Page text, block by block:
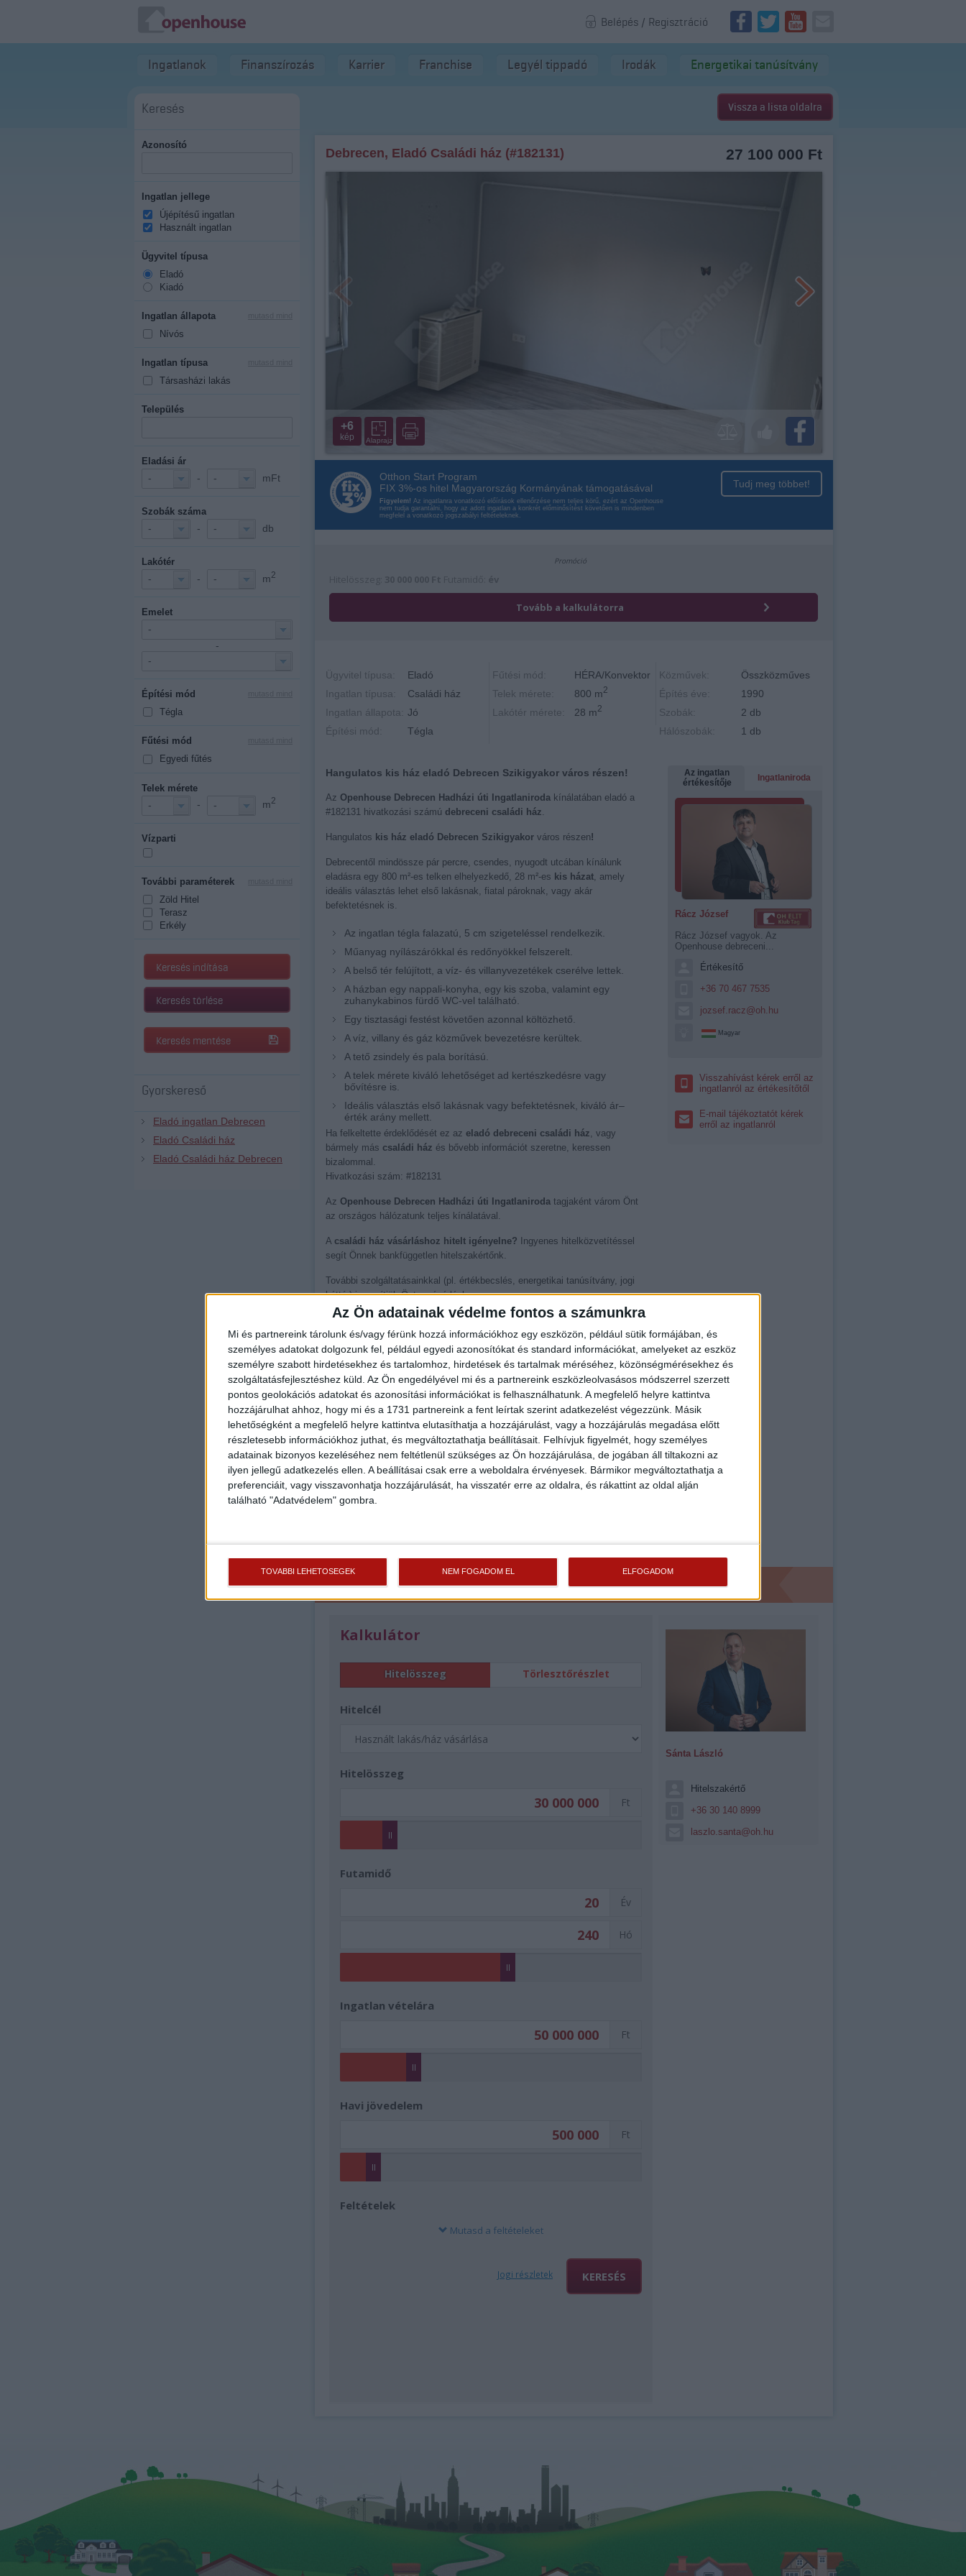
Az Ön adatainak védelme fontos a számunkra
Mi és partnereink tárolunk és/vagy férünk hozzá információkhoz egy eszközön, például sütik formájában, és
személyes adatokat dolgozunk fel, például egyedi azonosítókat és standard információkat, amelyeket az eszköz
személyre szabott hirdetésekhez és tartalomhoz, hirdetések és tartalmak méréséhez, közönségmérésekhez és
szolgáltatásfejlesztéshez küld. Az Ön engedélyével mi és a partnereink eszközleolvasásos módszerrel szerzett
pontos geolokációs adatokat és azonosítási információkat is felhasználhatunk. A megfelelő helyre kattintva
hozzájárulhat ahhoz, hogy mi és a 1731 partnereink a fent leírtak szerint adatkezelést végezzünk. Másik
lehetőségként a megfelelő helyre kattintva elutasíthatja a hozzájárulást, vagy a hozzájárulás megadása előtt
részletesebb információkhoz juthat, és megváltoztathatja beállításait. Felhívjuk figyelmét, hogy személyes
adatainak bizonyos kezeléséhez nem feltétlenül szükséges az Ön hozzájárulása, de jogában áll tiltakozni az
ilyen jellegű adatkezelés ellen. A beállításai csak erre a weboldalra érvényesek. Bármikor megváltoztathatja a
preferenciáit, vagy visszavonhatja hozzájárulását, ha visszatér erre az oldalra, és rákattint az oldal alján
található "Adatvédelem" gombra.
TOVÁBBI LEHETŐSÉGEK NEM FOGADOM EL ELFOGADOM
Belépés / Regisztráció
Ingatlanok Finanszírozás Karrier Franchise Legyél tippadó Irodák Energetikai tanúsítvány
Keresés
Azonosító
Ingatlan jellege
Újépítésű ingatlan
Használt ingatlan
Ügyvitel típusa
Eladó
Kiadó
Ingatlan állapota
Nívós
Ingatlan típusa
Társasházi lakás
Település
Eladási ár
- - - mFt
Szobák száma
- - - db
Lakótér
- - - m2
Emelet
-
-
-
Építési mód
Tégla
Fűtési mód
Egyedi fűtés
Telek mérete
- - - m2
Vízparti
További paraméterek
Zöld Hitel
Terasz
Erkély
Keresés indítása
Keresés törlése
Keresés mentése
Gyorskereső
Eladó ingatlan Debrecen
Eladó Családi ház
Eladó Családi ház Debrecen
Vissza a lista oldalra
27 100 000 Ft
Debrecen, Eladó Családi ház (#182131)
+6
kép Alaprajz
Otthon Start Program
FIX 3%-os hitel Magyarország Kormányának támogatásával
Tudj meg többet!
Figyelem! Az ingatlanra vonatkozó előírások ellenőrzése nem teljes körű, ezért az Openhouse
nem tudja garantálni, hogy az adott ingatlan a konkrét előminősítést követően is mindenben
megfelel a vonatkozó jogszabályi feltételeknek.
Ügyvitel típusa:
Eladó
Ingatlan típusa:
Családi ház
Ingatlan állapota:
Jó
Építési mód:
Tégla
Fűtési mód:
HÉRA/Konvektor
Telek mérete:
800 m2
Lakótér mérete: 28 m2
Közművek:
Összközműves
Építés éve:
1990
Szobák:
2 db
Hálószobák:
1 db
Hangulatos kis ház eladó Debrecen Szikigyakor város részen!
Az Openhouse Debrecen Hadházi úti Ingatlaniroda kínálatában eladó a
#182131 hivatkozási számú debreceni családi ház
Hangulatos kis ház eladó Debrecen Szikigyakor város részen!
Debrecentől mindössze pár percre, csendes, nyugodt utcában kínálunk
eladásra egy 800 m²-es telken elhelyezkedő, 28 m²-es kis házat , amely
ideális választás lehet első lakásnak, fiatal pároknak, vagy akár
befektetésnek is.
Az ingatlan tégla falazatú, 5 cm szigeteléssel rendelkezik.
Műanyag nyílászárókkal és redőnyökkel felszerelt.
A belső tér felújított, a víz- és villanyvezetékek cserélve lettek.
A házban egy nappali-konyha, egy kis szoba, valamint egy
zuhanykabinos fürdő WC-vel található.
Egy tisztasági festést követően azonnal költözhető.
A víz, villany és gáz közművek bevezetésre kerültek.
A tető zsindely és pala borítású.
A telek mérete kiváló lehetőséget ad kertészkedésre vagy
bővítésre is.
Ideális választás első lakásnak vagy befektetésnek, kiváló ár–
érték arány mellett.
Ha felkeltette érdeklődését ez az eladó debreceni családi ház , vagy
bármely más családi ház és bővebb információt szeretne, keressen
bizalommal.
Hivatkozási szám: #182131
Az Openhouse Debrecen Hadházi úti Ingatlaniroda tagjaként várom Önt
az országos hálózatunk teljes kínálatával.
A családi ház vásárláshoz hitelt igényelne? Ingyenes hitelközvetítéssel
segít Önnek bankfüggetlen hitelszakértőnk.
További szolgáltatásainkkal (pl. értékbecslés, energetikai tanúsítvány, jogi
háttér) is segítjük Önt a vásárlásban.
Az otthon érték. Az ingatlan üzlet.
Helyiségek
Helyiség Alapterület Padlóburkolat
Szoba 8.00 m2 Laminált padló
Fürdő 2.00 m 2 Járólap
WC 2.00 m 2 Járólap
Előtér
Étkező 8.00 m Laminált padló
Az ingatlan
értékesítője
Ingatlaniroda
Rácz József
Rácz József vagyok. Az
Openhouse debreceni...
Értékesítő
+36 70 467 7535
jozsef.racz@oh.hu
Magyar
Visszahívást kérek erről az
ingatlanról az értékesítőtől
E-mail tájékoztatót kérek
erről az ingatlanról
Finanszírozás
Sánta László
Hitelszakértő
+36 30 140 8999
laszlo.santa@oh.hu